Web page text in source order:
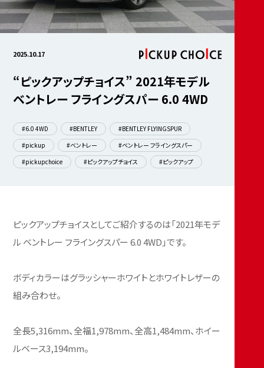
2025.10.17
“ピックアップチョイス” 2021年モデル
ベントレー フライングスパー 6.0 4WD
#6.0 4WD #BENTLEY
#BENTLEY FLYINGSPUR
#pickup
#ベントレー
#ベントレー フライングスパー
#pickupchoice
#ピックアップチョイス #ピックアップ
ピックアップチョイスとしてご紹介するのは「2021年モデ
ル ベントレー フライングスパー 6.0 4WD」です。
ボディカラーはグラッシャーホワイトとホワイトレザーの
組み合わせ。
全長5,316mm、全福1,978mm、全高1,484mm、ホイー
ルベース3,194mm。